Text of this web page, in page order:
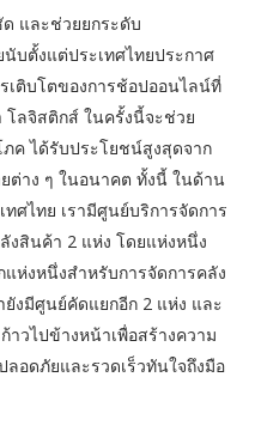
ด และช่วยยกระดับ
บตั้งแต่ประเทศไทยประกาศ
เติบโตของการช้อปออนไลน์ที่
ลจิสติกส์ ในครั้งนี้จะช่วย
ค ได้รับประโยชน์สูงสุดจาก
ต่าง ๆ ในอนาคต ทั้งนี้ ในด้าน
ศไทย เรามีศูนย์บริการจัดการ
งสินค้า 2 แห่ง โดยแห่งหนึ่ง
ห่งหนึ่งสำหรับการจัดการคลัง
ยังมีศูนย์คัดแยกอีก 2 แห่ง และ
าวไปข้างหน้าเพื่อสร้างความ
อดภัยและรวดเร็วทันใจถึงมือ